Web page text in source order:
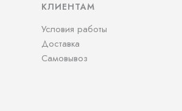
КЛИЕНТАМ
Условия работы
Доставка
Самовывоз